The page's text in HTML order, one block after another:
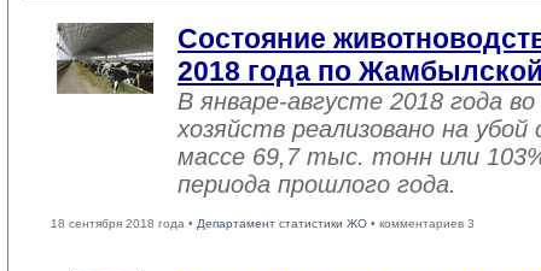
Состояние
2018 года по
В январе-августе 2018 года
хозяйств реализовано на
массе 69,7 тыс. тонн или
периода прошлого года.
18 сентября 2018 года • Департамент статистики ЖО • комментариев 3